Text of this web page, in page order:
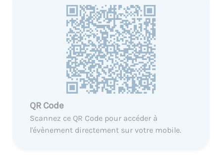
QR Code
Scannez ce QR Code pour accéder à
l'évènement directement sur votre mobile.